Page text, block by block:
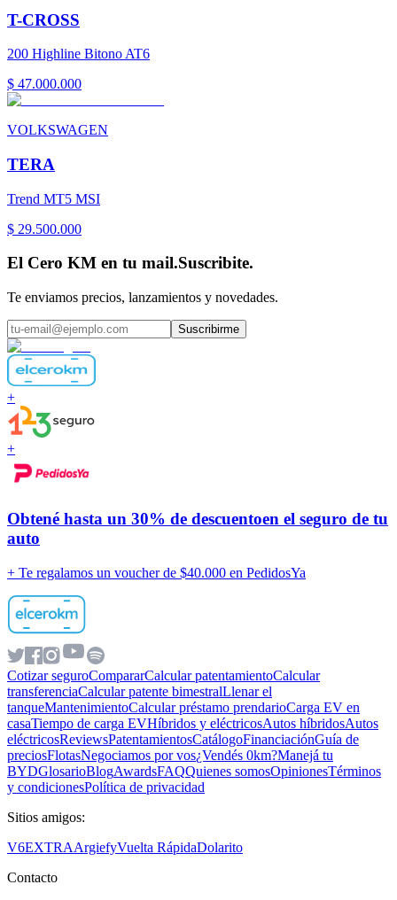
T-CROSS
200 Highline Bitono AT6
$ 47.000.000
VOLKSWAGEN
TERA
Trend MT5 MSI
$ 29.500.000
El Cero KM en tu mail.Suscribite.
Te enviamos precios, lanzamientos y novedades.
Suscribirme
+
+
Obtené hasta un 30% de descuentoen el seguro de tu
auto
+ Te regalamos un voucher de $40.000 en PedidosYa
Cotizar seguroCompararCalcular patentamientoCalcular
transferenciaCalcular patente bimestralLlenar el
tanqueMantenimientoCalcular préstamo prendarioCarga EV en
casaTiempo de carga EVHíbridos y eléctricosAutos híbridosAutos
eléctricosReviewsPatentamientosCatálogoFinanciaciónGuía de
preciosFlotasNegociamos por vos¿Vendés 0km?Manejá tu
BYDGlosarioBlogAwardsFAQQuienes somosOpinionesTérminos
y condicionesPolítica de privacidad
Sitios amigos:
V6EXTRAArgiefyVuelta RápidaDolarito
Contacto